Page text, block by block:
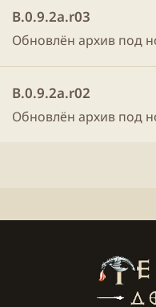
B.0.9.2a.r03
Обновлён архив под
B.0.9.2a.r02
Обновлён архив под